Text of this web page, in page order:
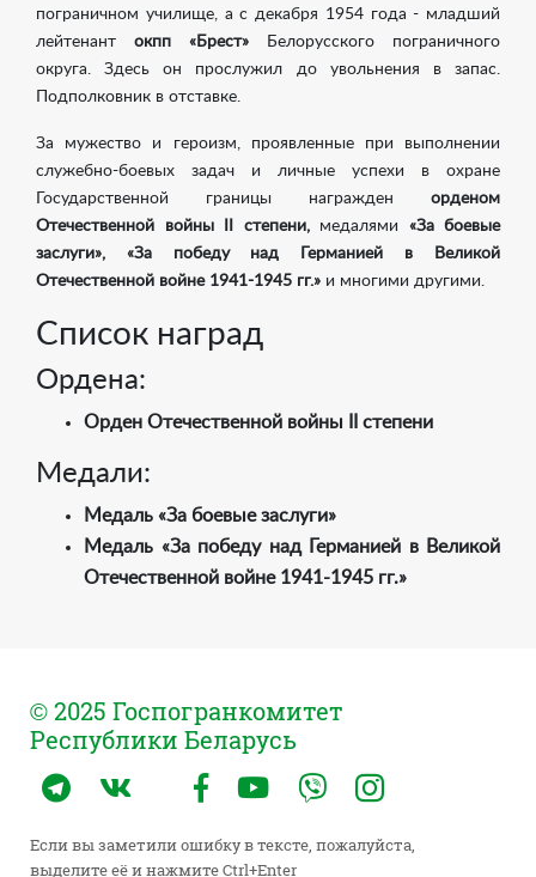
пограничном училище, а с декабря 1954 года - младший
лейтенант окпп «Брест» Белорусского пограничного
округа. Здесь он прослужил до увольнения в запас.
Подполковник в отставке.
За мужество и героизм, проявленные при выполнении
служебно-боевых задач и личные успехи в охране
Государственной границы награжден орденом
Отечественной войны II степени,медалями «За боевые
заслуги», «За победу над Германией в Великой
Отечественной войне 1941-1945 гг.» и многими другими.
Список наград
Ордена:
Орден Отечественной войны II степени
Медали:
Медаль «За боевые заслуги»
Медаль «За победу над Германией в Великой
Отечественной войне 1941-1945 гг.»
© 2025 Госпогранкомитет
Республики Беларусь
Если вы заметили ошибку в тексте, пожалуйста,
выделите её и нажмите Ctrl+Enter